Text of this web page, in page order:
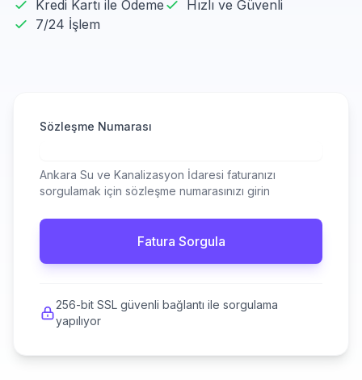
Kredi Kartı ile Ödeme
Hızlı ve Güvenli
7/24 İşlem
Sözleşme Numarası
Ankara Su ve Kanalizasyon İdaresi faturanızı
sorgulamak için sözleşme numarasınızı girin
Fatura Sorgula
256-bit SSL güvenli bağlantı ile sorgulama
yapılıyor